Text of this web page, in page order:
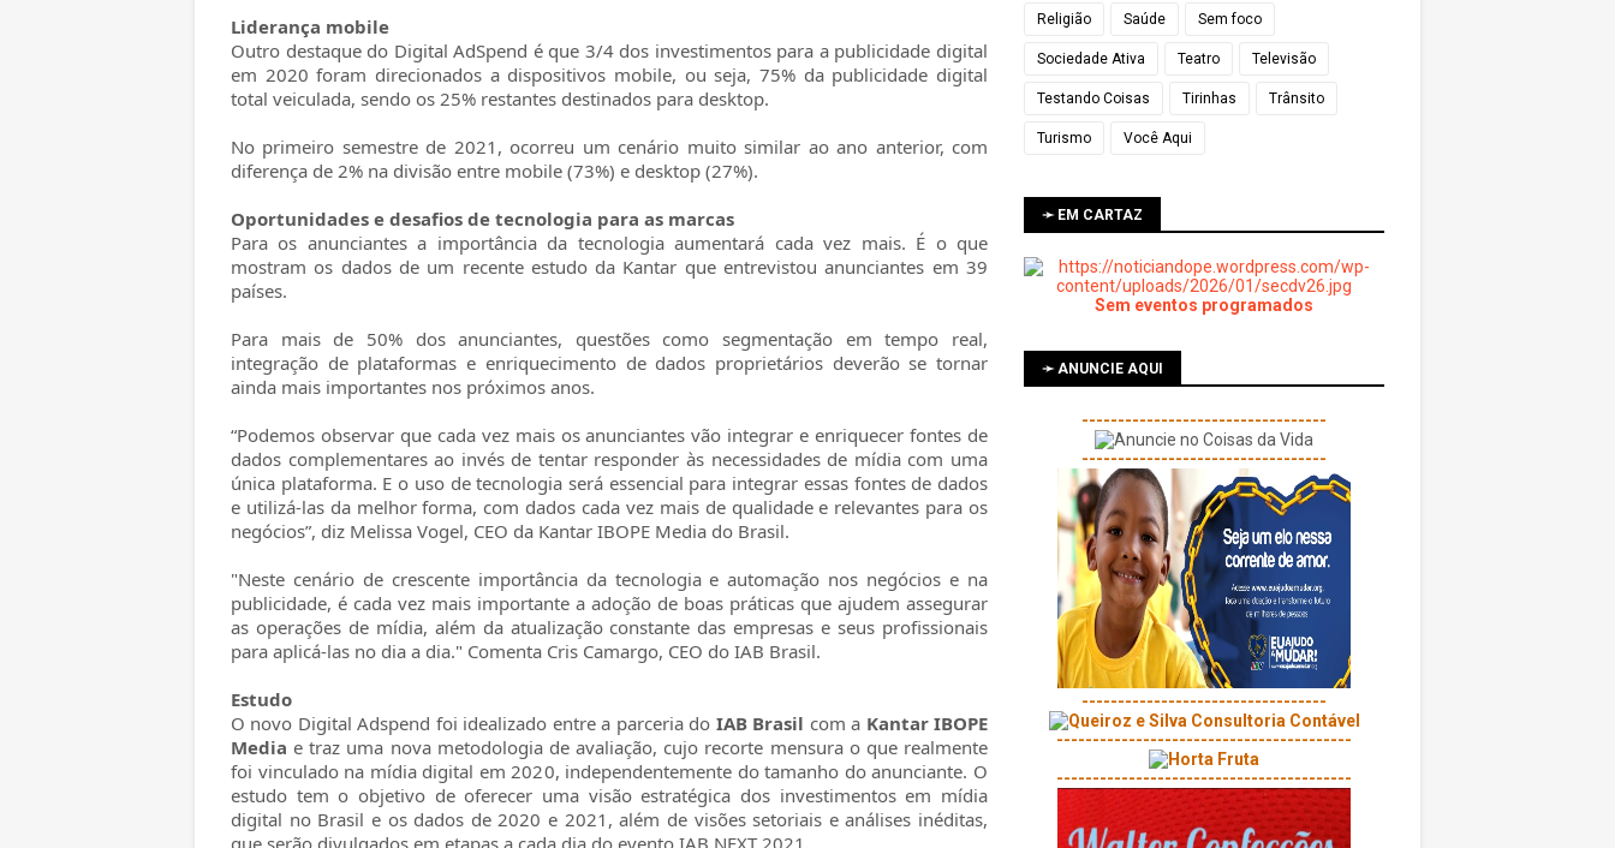
Liderança mobile
Outro destaque do Digital AdSpend é que 3/4 dos investimentos para a publicidade digital
em 2020 foram direcionados a dispositivos mobile, ou seja, 75% da publicidade digital
total veiculada, sendo os 25% restantes destinados para desktop.
No primeiro semestre de 2021, ocorreu um cenário muito similar ao ano anterior, com
diferença de 2% na divisão entre mobile (73%) e desktop (27%).
Oportunidades e desafios de tecnologia para as marcas
Para os anunciantes a importância da tecnologia aumentará cada vez mais. É o que
mostram os dados de um recente estudo da Kantar que entrevistou anunciantes em 39
países.
Para mais de 50% dos anunciantes, questões como segmentação em tempo real,
integração de plataformas e enriquecimento de dados proprietários deverão se tornar
ainda mais importantes nos próximos anos.
“Podemos observar que cada vez mais os anunciantes vão integrar e enriquecer fontes de
dados complementares ao invés de tentar responder às necessidades de mídia com uma
única plataforma. E o uso de tecnologia será essencial para integrar essas fontes de dados
e utilizá-las da melhor forma, com dados cada vez mais de qualidade e relevantes para os
negócios”, diz Melissa Vogel, CEO da Kantar IBOPE Media do Brasil.
"Neste cenário de crescente importância da tecnologia e automação nos negócios e na
publicidade, é cada vez mais importante a adoção de boas práticas que ajudem assegurar
as operações de mídia, além da atualização constante das empresas e seus profissionais
para aplicá-las no dia a dia." Comenta Cris Camargo, CEO do IAB Brasil.
Estudo
O novo Digital Adspend foi idealizado entre a parceria do IAB Brasil com a Kantar IBOPE
Media e traz uma nova metodologia de avaliação, cujo recorte mensura o que realmente
foi vinculado na mídia digital em 2020, independentemente do tamanho do anunciante. O
estudo tem o objetivo de oferecer uma visão estratégica dos investimentos em mídia
digital no Brasil e os dados de 2020 e 2021, além de visões setoriais e análises inéditas,
que serão divulgados em etapas a cada dia do evento IAB NEXT 2021.
Religião Saúde Sem foco
Sociedade Ativa Teatro Televisão
Testando Coisas Tirinhas Trânsito
Turismo Você Aqui
➛ EM CARTAZ
Sem eventos programados
➛ ANUNCIE AQUI
----------------------------------
----------------------------------
----------------------------------
-----------------------------------------
-----------------------------------------